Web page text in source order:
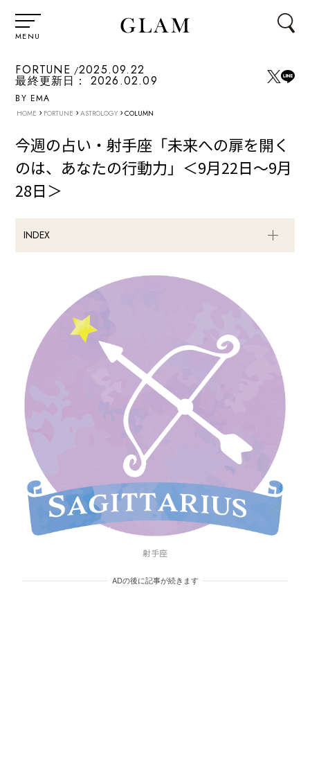
MENU
FORTUNE 2025.09.22
最終更新日： 2026.02.09
BY EMA
HOME › FORTUNE › ASTROLOGY › COLUMN
今週の占い・射手座「未来への扉を開く
のは、あなたの行動力」＜9月22日～9月
28日＞
INDEX
射手座
ADの後に記事が続きます